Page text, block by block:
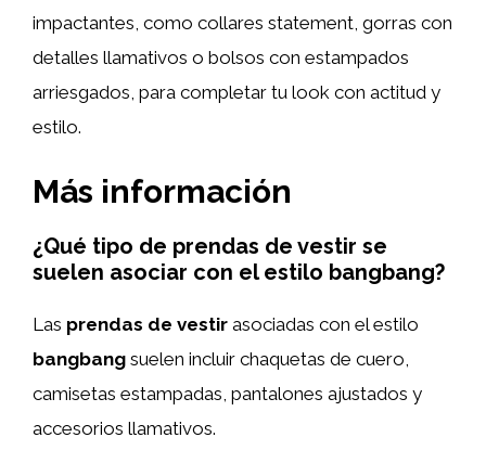
impactantes, como collares statement, gorras con
detalles llamativos o bolsos con estampados
arriesgados, para completar tu look con actitud y
estilo.
Más información
¿Qué tipo de prendas de vestir se
suelen asociar con el estilo bangbang?
Las prendas de vestir asociadas con el estilo
bangbang suelen incluir chaquetas de cuero,
camisetas estampadas, pantalones ajustados y
accesorios llamativos.